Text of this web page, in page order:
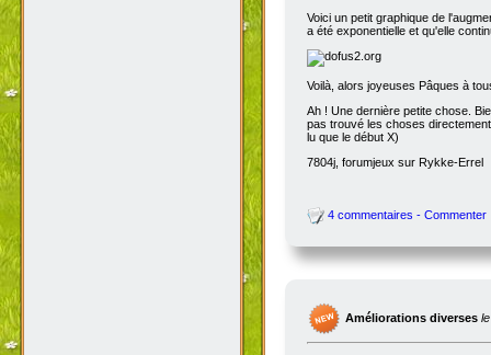
Voici un petit graphique de
a été exponentielle et qu'elle
Voilà, alors joyeuses Pâques à
Ah ! Une dernière petite chose.
pas trouvé les choses
lu que le début X)
7804j, forumjeux sur Rykke-Errel
4 commentaires - Commenter
Améliorations diverses